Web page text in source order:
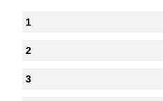
1
2
3